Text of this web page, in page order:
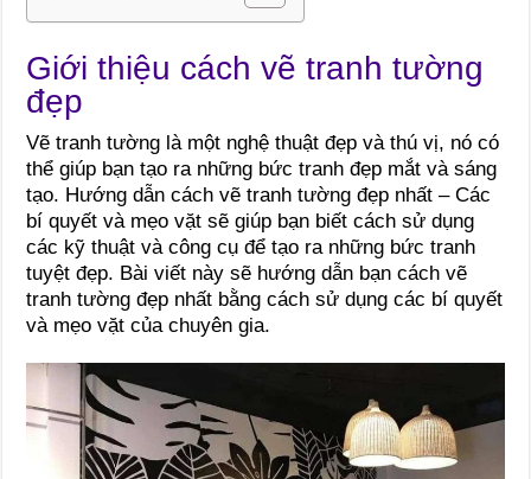
Giới thiệu cách vẽ tranh tường
đẹp
Vẽ tranh tường là một nghệ thuật đẹp và thú vị, nó có
thể giúp bạn tạo ra những bức tranh đẹp mắt và sáng
tạo. Hướng dẫn cách vẽ tranh tường đẹp nhất – Các
bí quyết và mẹo vặt sẽ giúp bạn biết cách sử dụng
các kỹ thuật và công cụ để tạo ra những bức tranh
tuyệt đẹp. Bài viết này sẽ hướng dẫn bạn cách vẽ
tranh tường đẹp nhất bằng cách sử dụng các bí quyết
và mẹo vặt của chuyên gia.